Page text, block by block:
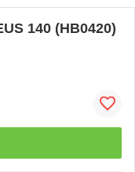
140 (HB0420)